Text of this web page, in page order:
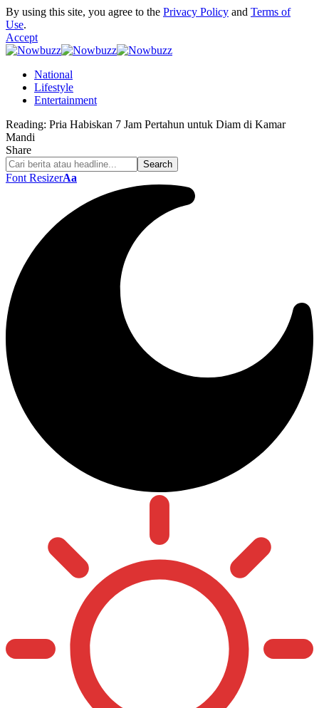
By using this site, you agree to the Privacy Policy and Terms of
Use.
Accept
National
Lifestyle
Entertainment
Reading: Pria Habiskan 7 Jam Pertahun untuk Diam di Kamar
Mandi
Share
Font ResizerAa